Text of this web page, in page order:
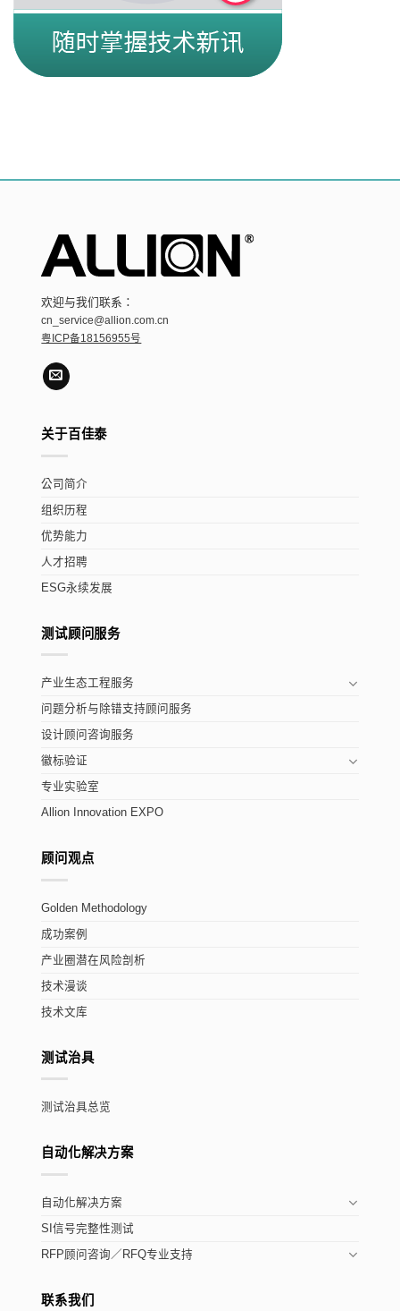
欢迎与我们联系：
cn_service@allion.com.cn
粤ICP备18156955号
关于百佳泰
公司简介
组织历程
优势能力
人才招聘
ESG永续发展
测试顾问服务
产业生态工程服务
问题分析与除错支持顾问服务
设计顾问咨询服务
徽标验证
专业实验室
Allion Innovation EXPO
顾问观点
Golden Methodology
成功案例
产业圈潜在风险剖析
技术漫谈
技术文库
测试治具
测试治具总览
自动化解决方案
自动化解决方案
SI信号完整性测试
RFP顾问咨询／RFQ专业支持
联系我们